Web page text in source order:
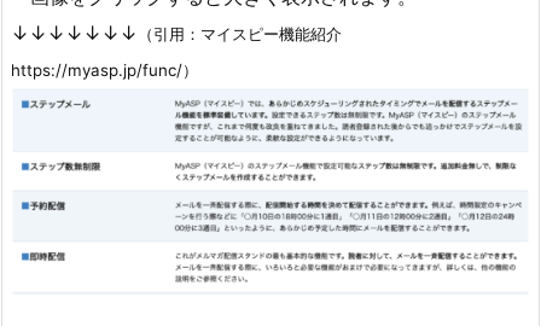
↓↓↓↓↓↓↓
（引用：マイスピー機能紹介
https://myasp.jp/func/）